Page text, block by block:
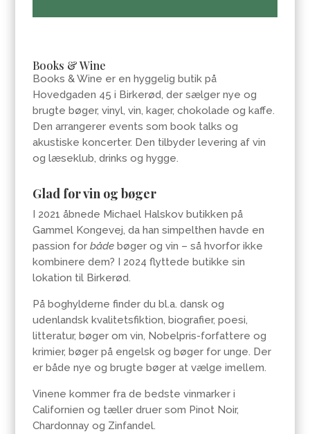
Books & Wine
Books & Wine er en hyggelig butik på
Hovedgaden 45 i Birkerød, der sælger nye og
brugte bøger, vinyl, vin, kager, chokolade og kaffe.
Den arrangerer events som book talks og
akustiske koncerter. Den tilbyder levering af vin
og læseklub, drinks og hygge.
Glad for vin og bøger
I 2021 åbnede Michael Halskov butikken på
Gammel Kongevej, da han simpelthen havde en
passion forbåde bøger og vin – så hvorfor ikke
kombinere dem? I 2024 flyttede butikke sin
lokation til Birkerød.
På boghylderne finder du bl.a. dansk og
udenlandsk kvalitetsfiktion, biografier, poesi,
litteratur, bøger om vin, Nobelpris-forfattere og
krimier, bøger på engelsk og bøger for unge. Der
er både nye og brugte bøger at vælge imellem.
Vinene kommer fra de bedste vinmarker i
Californien og tæller druer som Pinot Noir,
Chardonnay og Zinfandel.